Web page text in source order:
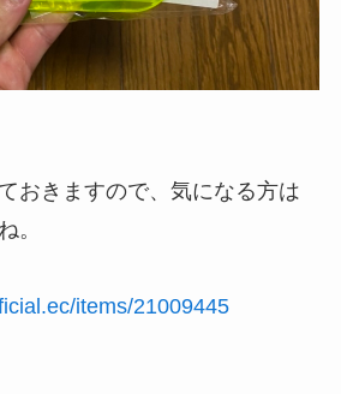
おきますので、気になる方は
。
items/21009445